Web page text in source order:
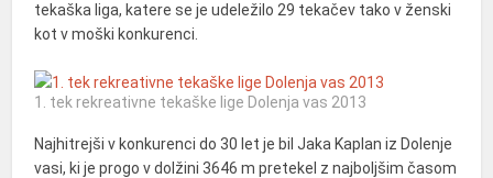
tekaška liga, katere se je udeležilo 29 tekačev tako v ženski
kot v moški konkurenci.
1. tek rekreativne tekaške lige Dolenja vas 2013
Najhitrejši v konkurenci do 30 let je bil Jaka Kaplan iz Dolenje
vasi, ki je progo v dolžini 3646 m pretekel z najboljšim časom